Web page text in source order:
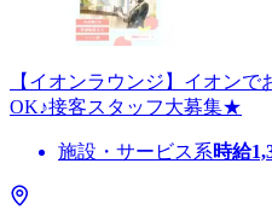
【イオンラウンジ】イオン
OK♪接客スタッフ大募集★
施設・サービス系時給